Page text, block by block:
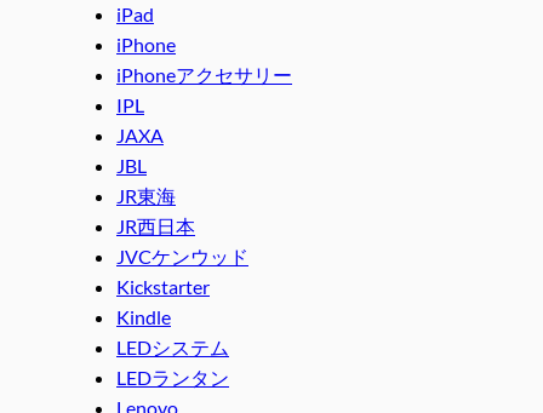
iPad
iPhone
iPhoneアクセサリー
IPL
JAXA
JBL
JR東海
JR西日本
JVCケンウッド
Kickstarter
Kindle
LEDシステム
LEDランタン
Lenovo